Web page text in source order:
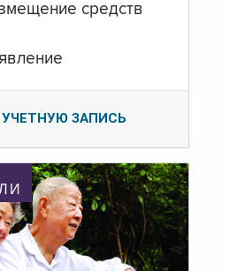
средств
ЗАПИСЬ